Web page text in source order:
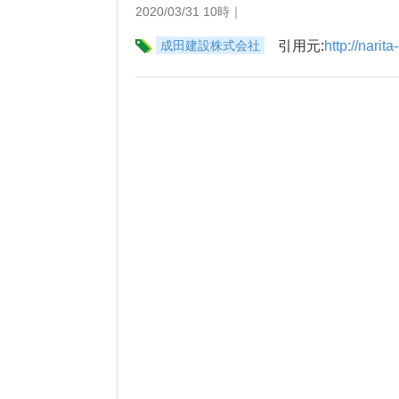
2020/03/31 10時｜
成田建設株式会社 引用元:http://